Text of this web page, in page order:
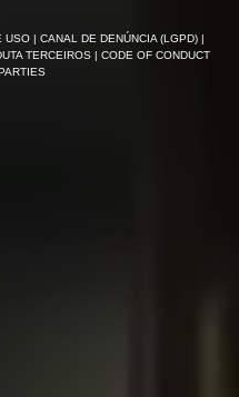
USO | CANAL DE DENÚNCIA (LGPD)
TERCEIROS
| CODE OF CONDUCT